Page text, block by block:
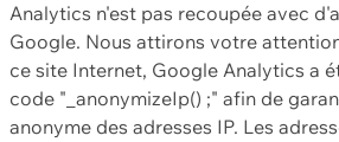
Analytics n'est pas recoupée avec
Google. Nous attirons votre
ce site Internet, Google Analytics a
code "_anonymizeIp() ;" afin de
anonyme des adresses IP. Les